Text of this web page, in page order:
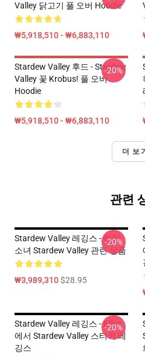
Valley 닭고기 풀 오버 Hoodie
₩5,918,510 - ₩6,883,110
Stardew Valley 후드 - Stardew
Valley 꽃 Krobus! 풀 오버
Hoodie
₩5,918,510 - ₩6,883,110
-20%
더 보기
관련
Stardew Valley 레깅스 - 밸리
소녀 Stardew Valley 관련 상품
₩3,989,310$28.95
-20%
Stardew Valley 레깅스 - Elliot
에서 Stardew Valley 스티커 레
깅스
-20%